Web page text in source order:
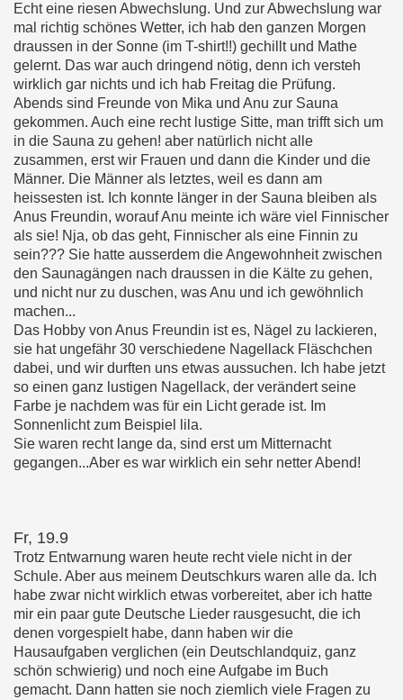
Echt eine riesen Abwechslung. Und zur Abwechslung war
mal richtig schönes Wetter, ich hab den ganzen Morgen
draussen in der Sonne (im T-shirt!!) gechillt und Mathe
gelernt. Das war auch dringend nötig, denn ich versteh
wirklich gar nichts und ich hab Freitag die Prüfung.
Abends sind Freunde von Mika und Anu zur Sauna
gekommen. Auch eine recht lustige Sitte, man trifft sich um
in die Sauna zu gehen! aber natürlich nicht alle
zusammen, erst wir Frauen und dann die Kinder und die
Männer. Die Männer als letztes, weil es dann am
heissesten ist. Ich konnte länger in der Sauna bleiben als
Anus Freundin, worauf Anu meinte ich wäre viel Finnischer
als sie! Nja, ob das geht, Finnischer als eine Finnin zu
sein??? Sie hatte ausserdem die Angewohnheit zwischen
den Saunagängen nach draussen in die Kälte zu gehen,
und nicht nur zu duschen, was Anu und ich gewöhnlich
machen...
Das Hobby von Anus Freundin ist es, Nägel zu lackieren,
sie hat ungefähr 30 verschiedene Nagellack Fläschchen
dabei, und wir durften uns etwas aussuchen. Ich habe jetzt
so einen ganz lustigen Nagellack, der verändert seine
Farbe je nachdem was für ein Licht gerade ist. Im
Sonnenlicht zum Beispiel lila.
Sie waren recht lange da, sind erst um Mitternacht
gegangen...Aber es war wirklich ein sehr netter Abend!
Fr, 19.9
Trotz Entwarnung waren heute recht viele nicht in der
Schule. Aber aus meinem Deutschkurs waren alle da. Ich
habe zwar nicht wirklich etwas vorbereitet, aber ich hatte
mir ein paar gute Deutsche Lieder rausgesucht, die ich
denen vorgespielt habe, dann haben wir die
Hausaufgaben verglichen (ein Deutschlandquiz, ganz
schön schwierig) und noch eine Aufgabe im Buch
gemacht. Dann hatten sie noch ziemlich viele Fragen zu